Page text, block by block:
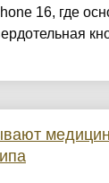
16, где